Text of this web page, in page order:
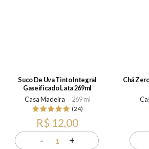
Suco De Uva Tinto Integral
Gaseificado Lata 269ml
Casa Madeira
269 ml
(24)
R$ 12,00
- 1 +
Chá